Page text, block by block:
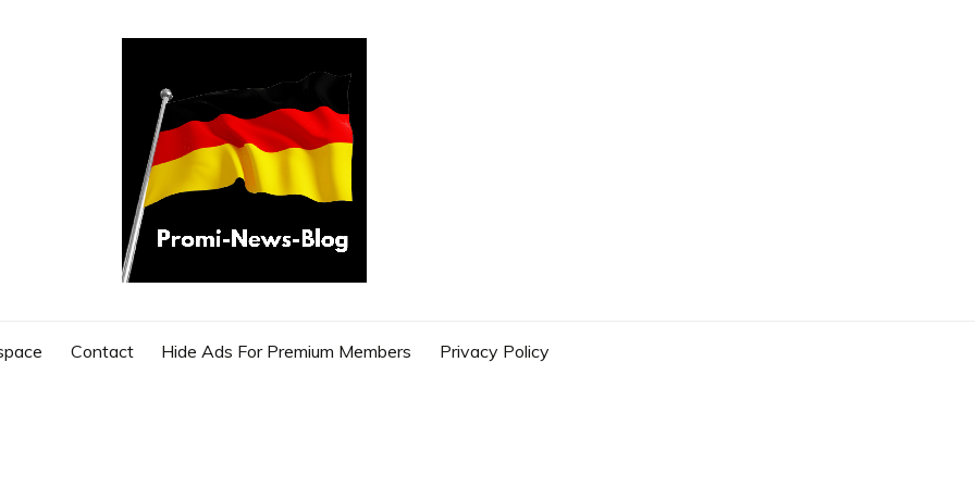
Contact Hide Ads For Premium Members Privacy Policy